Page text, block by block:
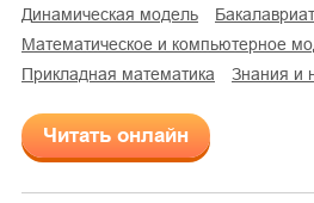
динамическая модель
бакалавриат
математическое и компьютерное
прикладная математика
знания и
Читать онлайн